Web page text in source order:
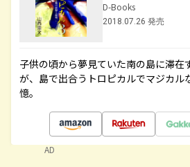
D-Books
2018.07.26 発売
子供の頃から夢見ていた南の島に滞在
が、島で出合うトロピカルでマジカル
憶。
AD